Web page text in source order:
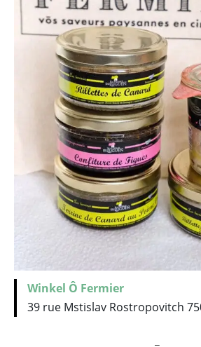
Winkel Ô Fermier
39 rue Mstislav Rostropovitch